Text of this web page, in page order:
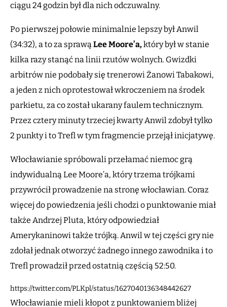
ciągu 24 godzin był dla nich odczuwalny.
Po pierwszej połowie minimalnie lepszy był Anwil
(34:32), a to za sprawąLee Moore’a,który był w stanie
kilka razy stanąć na linii rzutów wolnych. Gwizdki
arbitrów nie podobały się trenerowi Żanowi Tabakowi,
a jeden z nich oprotestował wkroczeniem na środek
parkietu, za co został ukarany faulem technicznym.
Przez cztery minuty trzeciej kwarty Anwil zdobył tylko
2 punkty i to Trefl w tym fragmencie przejął inicjatywę.
Włocławianie spróbowali przełamać niemoc grą
indywidualną Lee Moore’a, który trzema trójkami
przywrócił prowadzenie na stronę włocławian. Coraz
więcej do powiedzenia jeśli chodzi o punktowanie miał
także Andrzej Pluta, który odpowiedział
Amerykaninowi także trójką. Anwil w tej części gry nie
zdołał jednak otworzyć żadnego innego zawodnika i to
Trefl prowadził przed ostatnią częścią 52:50.
https://twitter.com/PLKpl/status/1627040136348442627
Włocławianie mieli kłopot z punktowaniem bliżej